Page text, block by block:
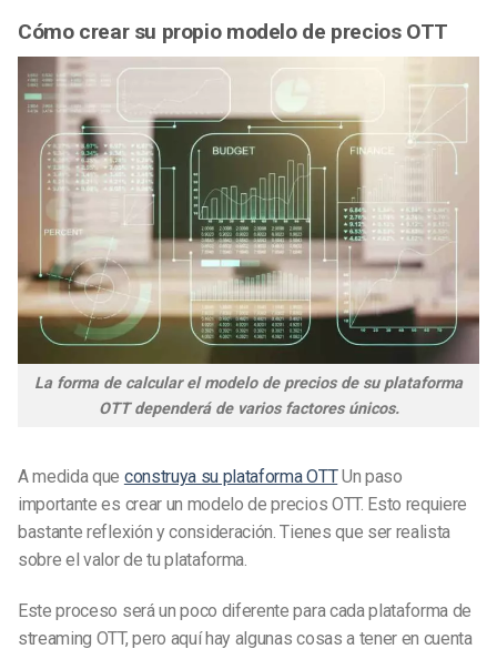
Cómo crear su propio modelo de precios OTT
La forma de calcular el modelo de precios de su plataforma
OTT dependerá de varios factores únicos.
A medida que construya su plataforma OTTUn paso
importante es crear un modelo de precios OTT. Esto requiere
bastante reflexión y consideración. Tienes que ser realista
sobre el valor de tu plataforma.
Este proceso será un poco diferente para cada plataforma de
streaming OTT, pero aquí hay algunas cosas a tener en cuenta